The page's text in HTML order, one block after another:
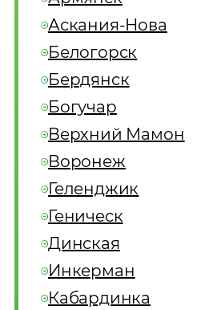
Аскания-Нова
Белогорск
Бердянск
Богучар
Верхний Мамон
Воронеж
Геленджик
Геническ
Динская
Инкерман
Кабардинка